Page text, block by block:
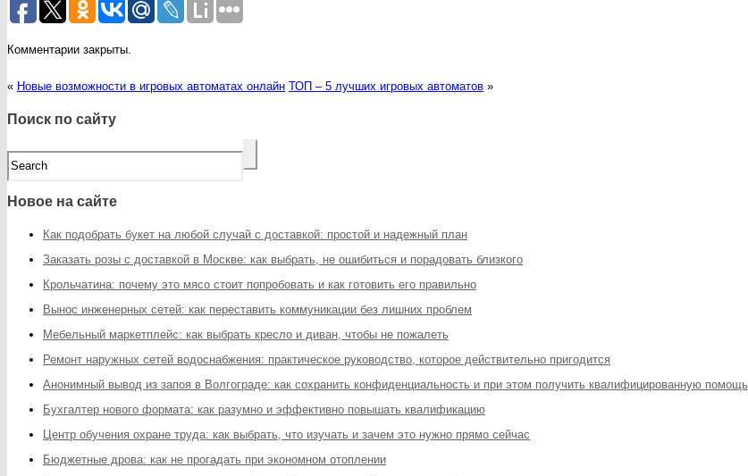
Комментарии закрыты.
« Новые возможности в игровых автоматах онлайн ТОП – 5 лучших игровых автоматов »
Поиск по сайту
Новое на сайте
Как подобрать букет на любой случай с доставкой: простой и надежный план
Заказать розы с доставкой в Москве: как выбрать, не ошибиться и порадовать близкого
Крольчатина: почему это мясо стоит попробовать и как готовить его правильно
Вынос инженерных сетей: как переставить коммуникации без лишних проблем
Мебельный маркетплейс: как выбрать кресло и диван, чтобы не пожалеть
Ремонт наружных сетей водоснабжения: практическое руководство, которое действительно пригодится
Анонимный вывод из запоя в Волгограде: как сохранить конфиденциальность и при этом получить квалифицированную помощь
Бухгалтер нового формата: как разумно и эффективно повышать квалификацию
Центр обучения охране труда: как выбрать, что изучать и зачем это нужно прямо сейчас
Бюджетные дрова: как не прогадать при экономном отоплении